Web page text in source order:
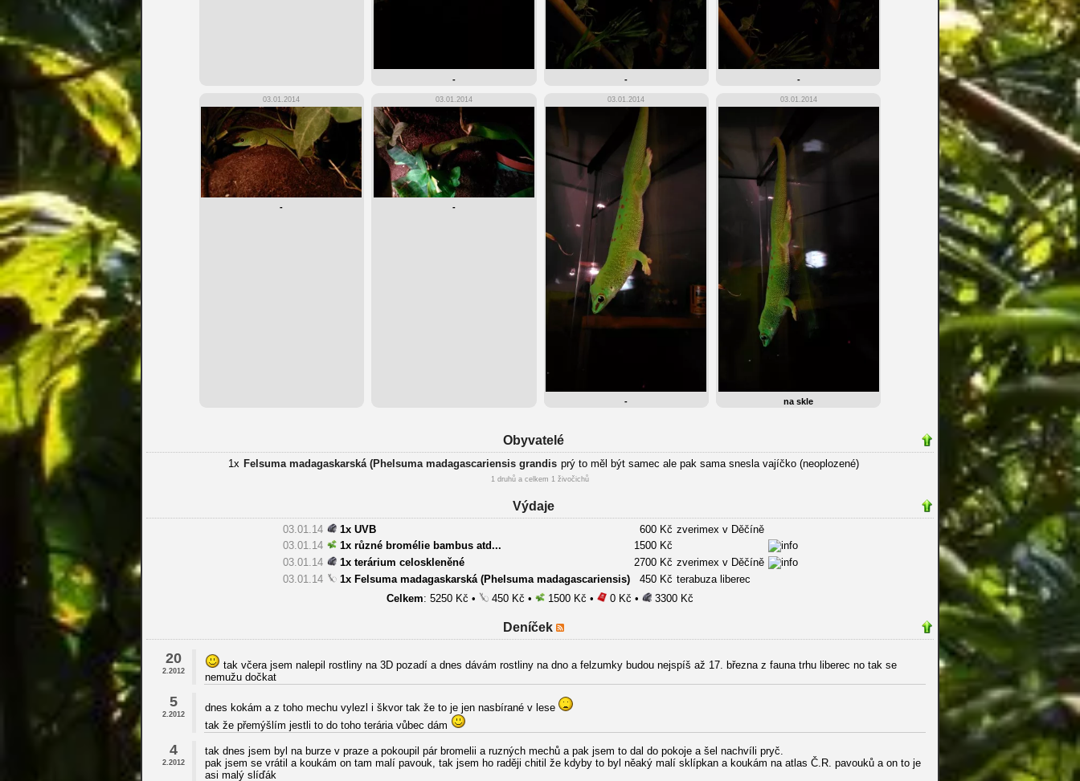
- - -
03.01.2014
-
03.01.2014
-
03.01.2014
-
03.01.2014
na skle
Obyvatelé
1x Felsuma madagaskarská (Phelsuma madagascariensis grandis prý to měl být samec ale pak sama snesla vajíčko (neoplozené)
1 druhů a celkem 1 živočichů
Výdaje
03.01.14 1x UVB 600 Kč zverimex v Děčíně
03.01.14
1x různé bromélie bambus atd...
1500 Kč
03.01.14
1x terárium celoskleněné 2700 Kč zverimex v Děčíně
03.01.14
1x Felsuma madagaskarská (Phelsuma madagascariensis) 450 Kč terabuza liberec
Celkem: 5250 Kč • 450 Kč • 1500 Kč • 0 Kč • 3300 Kč
Deníček
20
2.2012
tak včera jsem nalepil rostliny na 3D pozadí a dnes dávám rostliny na dno a felzumky budou nejspíš až 17. března z fauna trhu liberec no tak se
nemužu dočkat
5
2.2012
dnes kokám a z toho mechu vylezl i škvor tak že to je jen nasbírané v lese
tak že přemýšlím jestli to do toho terária vůbec dám
4
2.2012
tak dnes jsem byl na burze v praze a pokoupil pár bromelii a ruzných mechů a pak jsem to dal do pokoje a šel nachvíli pryč.
pak jsem se vrátil a koukám on tam malí pavouk, tak jsem ho raději chitil že kdyby to byl něaký malí sklípkan a koukám na atlas Č.R. pavouků a on to je
asi malý slíďák